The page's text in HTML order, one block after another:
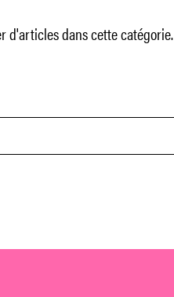
d'articles dans cette catégorie.